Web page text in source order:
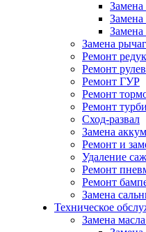
Замена
Замена
Замена
Ремонт
Ремонт
Ремонт ГУР
Ремонт
Ремонт
Сход-развал
Замена
Ремонт и
Удаление
Ремонт
Ремонт
Замена
Техническое
Замена масла